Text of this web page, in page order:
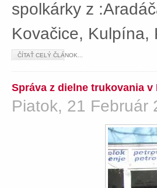
spolkárky z
Kovačice, Kulpína,
ČÍTAŤ CELÝ ČLÁNOK...
Správa z dielne trukovania
Piatok, 21 Február